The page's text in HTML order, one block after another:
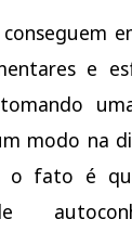
e
modo na
o fato é